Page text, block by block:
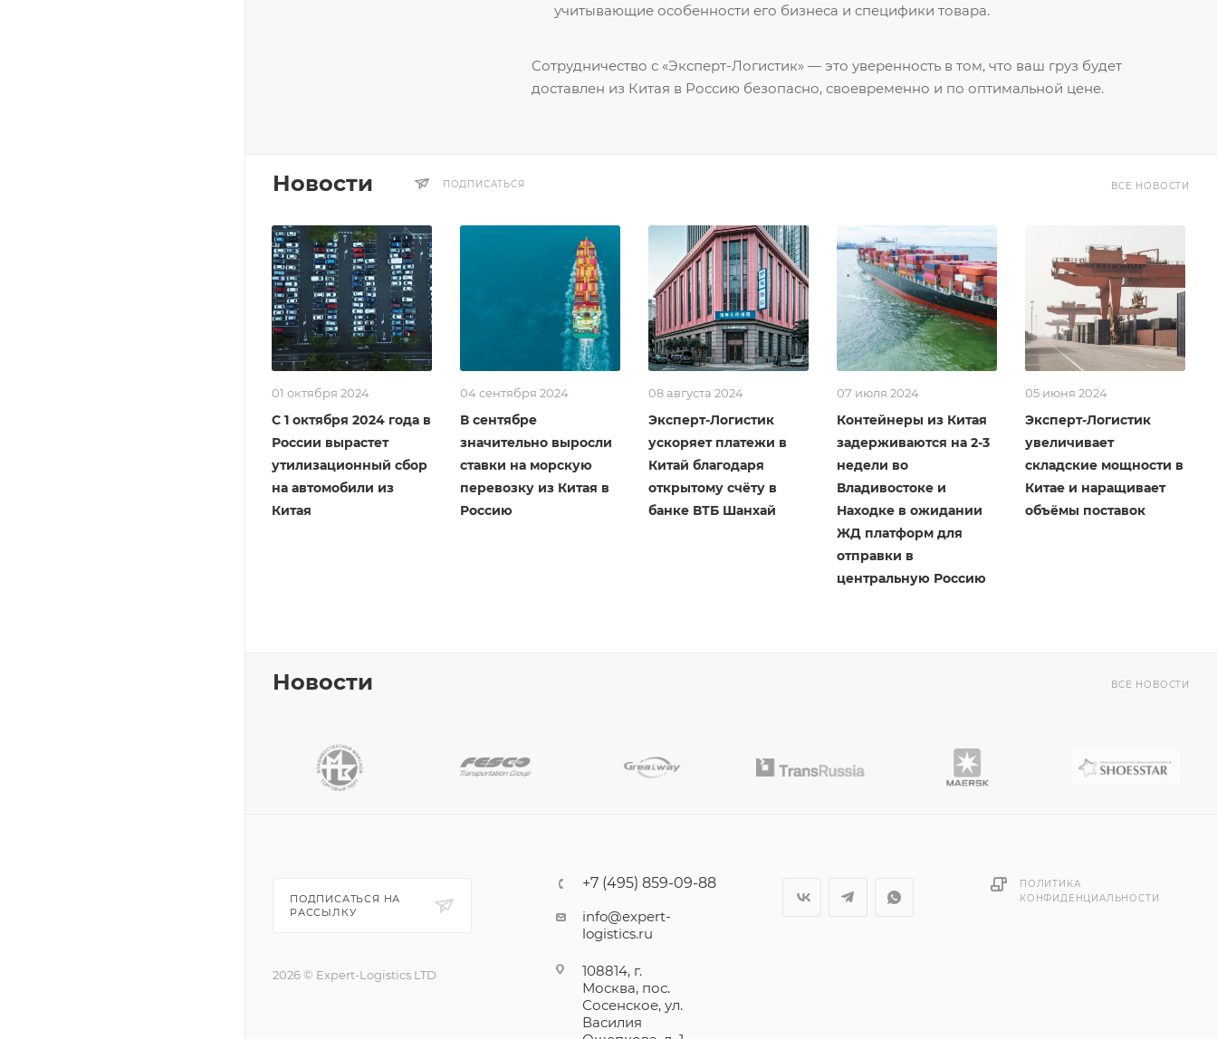
учитывающие особенности его бизнеса и специфики товара.
Сотрудничество с «Эксперт-Логистик» — это уверенность в том, что ваш груз будет
доставлен из Китая в Россию безопасно, своевременно и по оптимальной цене.
Новости ПОДПИСАТЬСЯ ВСЕ НОВОСТИ
01 октября 2024
С 1 октября 2024 года в
России вырастет
утилизационный сбор
на автомобили из
Китая
04 сентября 2024
В сентябре
значительно выросли
ставки на морскую
перевозку из Китая в
Россию
08 августа 2024
Эксперт-Логистик
ускоряет платежи в
Китай благодаря
открытому счёту в
банке ВТБ Шанхай
07 июля 2024
Контейнеры из Китая
задерживаются на 2-3
недели во
Владивостоке и
Находке в ожидании
ЖД платформ для
отправки в
центральную Россию
05 июня 2024
Эксперт-Логистик
увеличивает
складские мощности в
Китае и наращивает
объёмы поставок
Новости ВСЕ НОВОСТИ
ПОДПИСАТЬСЯ НА
РАССЫЛКУ
2026 © Expert-Logistics LTD
+7 (495) 859-09-88
info@expert-
logistics.ru
108814, г.
Москва, пос.
Сосенское, ул.
Василия
ПОЛИТИКА
КОНФИДЕНЦИАЛЬНОСТИ